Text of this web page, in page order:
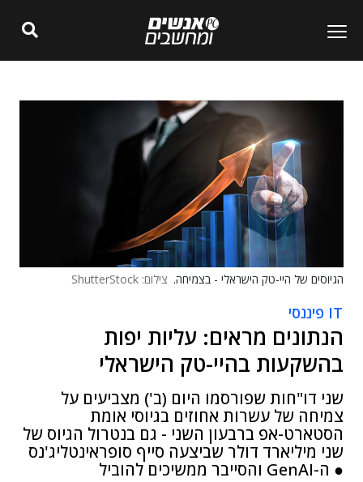
הגיוסים של היי-טק הישראלי - בצמיחה. צילום: ShutterStock
IT פיננסי
הנתונים מראים: עליות יפות
בהשקעות בהיי-טק הישראלי
שני דו"חות שפורסמו היום (ב') מצביעים על
צמיחה של עשרות אחוזים בגיוסי אומת
הסטארט-אפ ברבעון השני - גם בנטרול הגיוס של
שני מיליארד דולר שביצעה סייף סופראינטליג'נס
● ה-GenAI והסייבר ממשיכים להוביל